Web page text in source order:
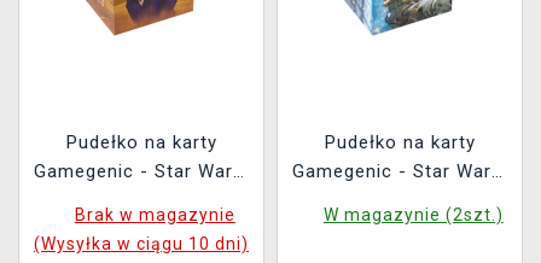
Pudełko na karty
Gamegenic - Star Wars:
Palpatine/Padme
Brak w magazynie
(Wysyłka w ciągu 10 dni)
Pudełko na karty
Gamegenic - Star Wars:
Andor/Dedra Meero
W magazynie (2szt.)